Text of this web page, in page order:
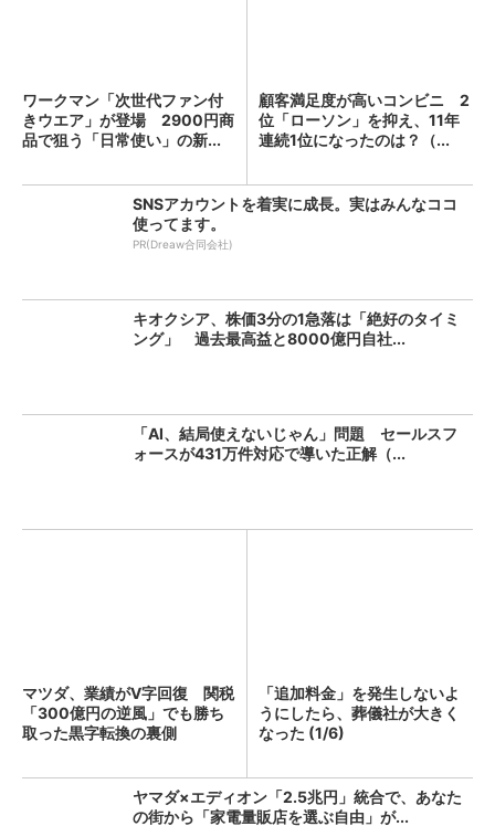
ワークマン「次世代ファン付
きウエア」が登場 2900円商
品で狙う「日常使い」の新...
顧客満足度が高いコンビニ 2
位「ローソン」を抑え、11年
連続1位になったのは？（...
SNSアカウントを着実に成長。実はみんなココ
使ってます。
PR(Dreaw合同会社)
キオクシア、株価3分の1急落は「絶好のタイミ
ング」 過去最高益と8000億円自社...
「AI、結局使えないじゃん」問題 セールスフ
ォースが431万件対応で導いた正解（...
マツダ、業績がV字回復 関税
「300億円の逆風」でも勝ち
取った黒字転換の裏側
「追加料金」を発生しないよ
うにしたら、葬儀社が大きく
なった (1/6)
ヤマダ×エディオン「2.5兆円」統合で、あなた
の街から「家電量販店を選ぶ自由」が...